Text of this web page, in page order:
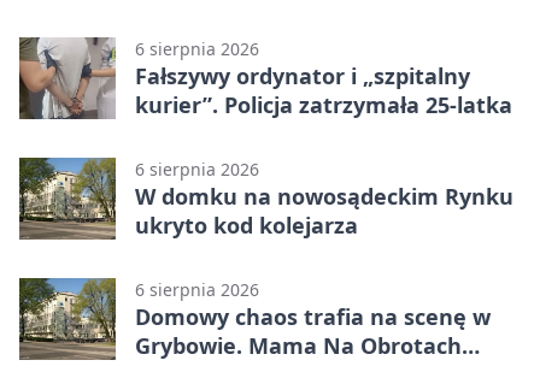
6 sierpnia 2026
Fałszywy ordynator i „szpitalny
kurier”. Policja zatrzymała 25-latka
6 sierpnia 2026
W domku na nowosądeckim Rynku
ukryto kod kolejarza
6 sierpnia 2026
Domowy chaos trafia na scenę w
Grybowie. Mama Na Obrotach